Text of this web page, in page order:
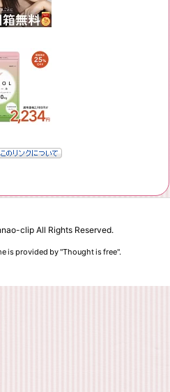
clipAll Rights Reserved.
is provided by "Thought is free".